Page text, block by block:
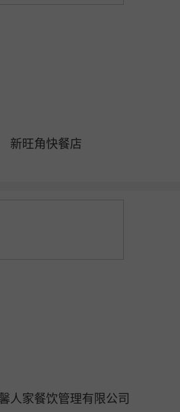
新旺角快餐店
人家餐饮管理有限公司